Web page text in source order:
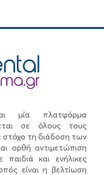
μία πλατφόρμα
σε όλους τους
στόχο τη διάδοση των
ορθή αντιμετώπιση
και ενήλικες
είναι η βελτίωση